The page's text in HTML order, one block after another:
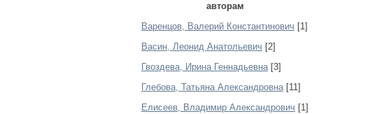
авторам
Варенцов, Валерий Константинович [1]
Васин, Леонид Анатольевич [2]
Гвоздева, Ирина Геннадьевна[3]
Глебова, Татьяна Александровна[11]
Елисеев, Владимир Александрович [1]